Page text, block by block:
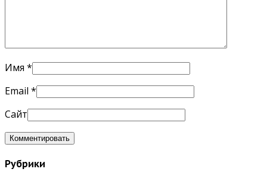
Имя *
Email *
Сайт
Рубрики